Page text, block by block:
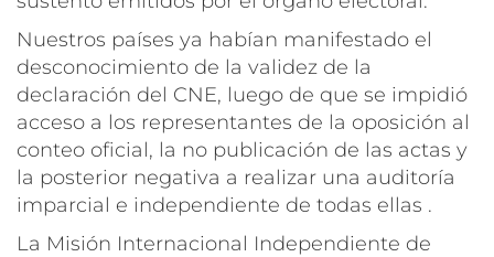
Nuestros países ya habían manifestado el
desconocimiento de la validez de la
declaración del CNE, luego de que se impidió
acceso a los representantes de la oposición al
conteo oficial, la no publicación de las actas y
la posterior negativa a realizar una auditoría
imparcial e independiente de todas ellas .
La Misión Internacional Independiente de